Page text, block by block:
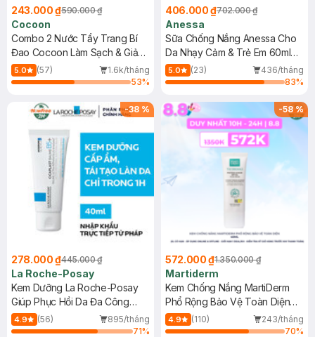
243.000 ₫590.000 ₫
Cocoon
Combo 2 Nước Tẩy Trang Bí
Đao Cocoon Làm Sạch & Giảm
Dầu 500ml
5.0 (57)
1.6k/tháng
53%
406.000 ₫702.000 ₫
Anessa
Sữa Chống Nắng Anessa Cho
Da Nhạy Cảm & Trẻ Em 60ml
(Mới)
5.0 (23)
436/tháng
83%
-38 %
278.000 ₫445.000 ₫
La Roche-Posay
Kem Dưỡng La Roche-Posay
Giúp Phục Hồi Da Đa Công
Dụng 40ml
4.9 (56)
895/tháng
71%
-58%
572.000 ₫1.350.000 ₫
Martiderm
Kem Chống Nắng MartiDerm
Phổ Rộng Bảo Vệ Toàn Diện
40ml
4.9 (110)
243/tháng
70%